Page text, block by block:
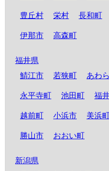
豊丘村 栄村 長和町
伊那市 高森町
福井県
鯖江市
若狭町 あわ
永平寺町 池田町 福
越前町 小浜市 美浜
勝山市 おおい町
新潟県